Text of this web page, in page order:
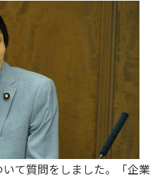
て質問をしました。「企業